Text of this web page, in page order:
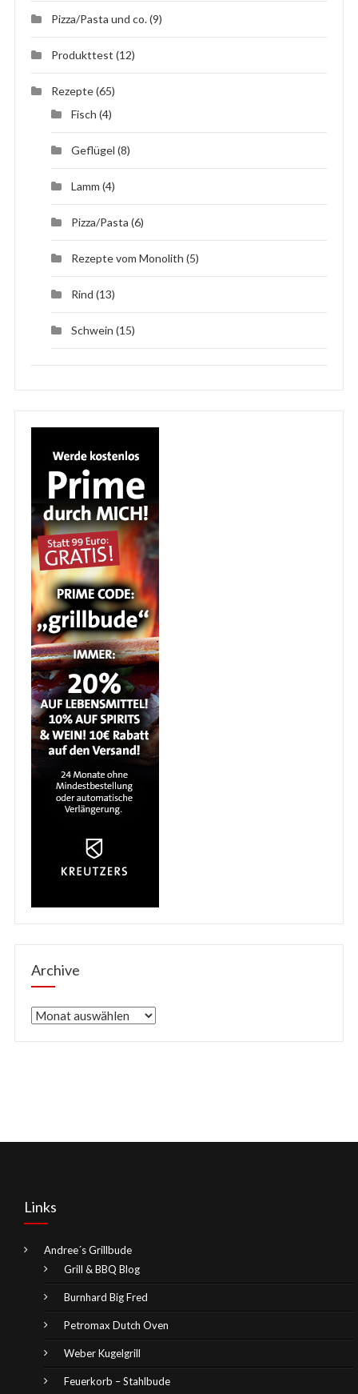
Pizza/Pasta und co.(9)
Produkttest (12)
Rezepte(65)
Fisch (4)
Geflügel (8)
Lamm (4)
Pizza/Pasta (6)
Rezepte vom Monolith (5)
Rind (13)
Schwein (15)
Archive
Archive
Links
Andree´s Grillbude
Grill & BBQ Blog
Burnhard Big Fred
Petromax Dutch Oven
Weber Kugelgrill
Feuerkorb – Stahlbude